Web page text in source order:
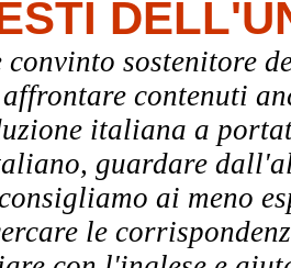
sostenitore
contenuti
italiana a
guardare
ai meno
le